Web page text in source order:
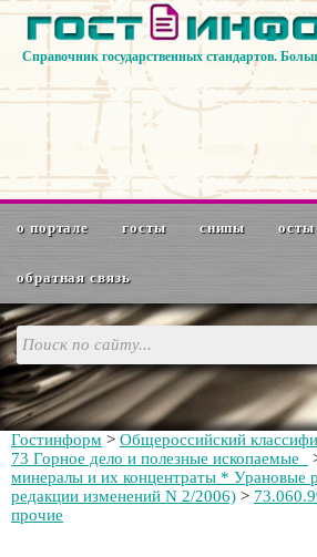
Справочник государственных стандартов.
о портале госты снипы осты
обратная связь
Гостинформ > Общероссийский
73 Горное дело и полезные ископаемые
минералы и их концентраты * Урановые
редакции изменений N 2/2006) >
прочие